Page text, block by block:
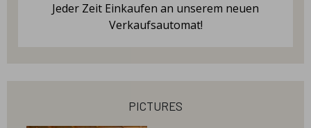
Jeder Zeit Einkaufen an unserem neuen
Verkaufsautomat!
pictures